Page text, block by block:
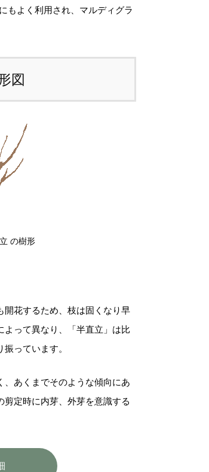
は未記載となっておりま
整した金額をお知らせいた
都合ございましたら、メー
ご希望の場合は「お問い合
ご連絡をお願いいたしま
もよく利用され、マルディグラ
図
の樹形
開花するため、枝は固くなり早
って異なり、「半直立」は比
っています。
、あくまでそのような傾向にあ
定時に内芽、外芽を意識する